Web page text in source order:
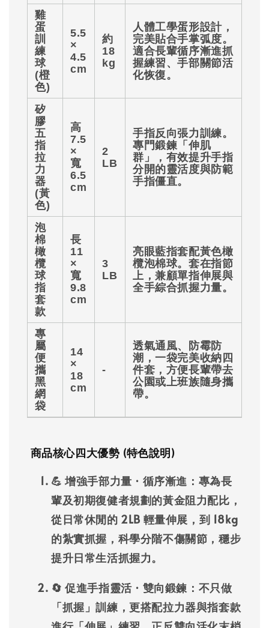
雞
蛋
訓
練
球
(橙
色)
5.5
×
4.5
cm
約
18
kg
人體工學蛋形設計，
完美貼合手掌弧度。
適合長輩循序漸進抓
握練習、手部關節活
化恢復。
矽
膠
五
指
拉
力
器
(黃
色)
高
7.5
×
寬
6.5
cm
2
LB
手指反向張力訓練。
專門鍛鍊「伸肌
群」，有效提升手指
分開的靈活度與防範
手指僵直。
泡
棉
橄
欖
球
指
套
款
長
11
×
寬
9.8
cm
3
LB
亮眼藍指套配黃色橄
欖泡棉球。套在指節
上，兼顧單指伸展與
全手綜合抓握力量。
專
屬
便
攜
黑
網
袋
14
×
18
cm
-
透氣通風、防霉防
潮，一袋完美收納四
件套，方便長輩帶去
公園或上班族隨身攜
帶。
商品核心四大優勢 (特色說明)
💪 增強手部力量 · 循序漸進： 專為長
輩及初期復健者規劃的黃金阻力配比，
從日常休閒的 2LB 輕量伸展，到 18kg
的紮實抓握，科學分階不傷關節，穩步
提升日常生活抓握力。
🔄 促進手指靈活 · 雙向鍛鍊： 不只做
「抓握」訓練，更搭配拉力器與指套款